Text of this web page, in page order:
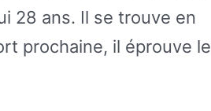
28 ans. Il se trouve en
prochaine, il éprouve le